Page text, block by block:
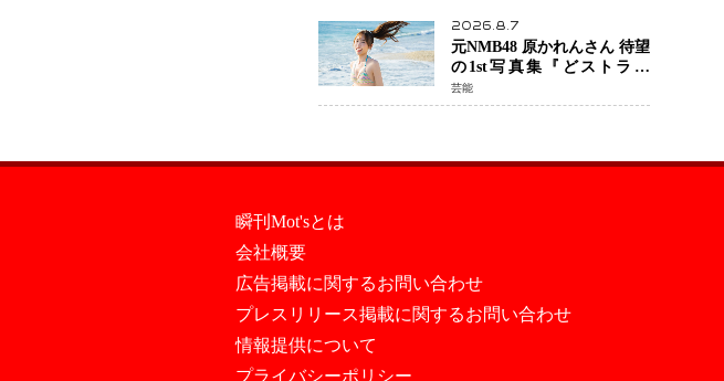
準備整う
2026.8.7
元NMB48 原かれんさん 待望
の1st写真集『どストライ
ク』発売決定 バリで魅せる
25歳の新境地
芸能
瞬刊Mot'sとは
会社概要
広告掲載に関するお問い合わせ
プレスリリース掲載に関するお問い合わせ
情報提供について
プライバシーポリシー